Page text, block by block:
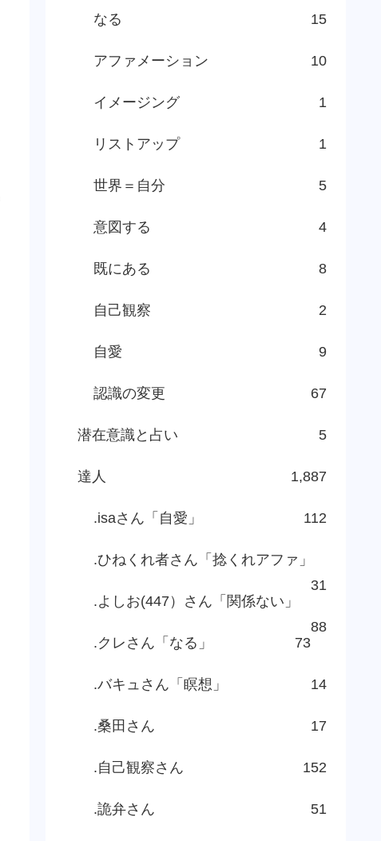
なる 15
アファメーション 10
イメージング 1
リストアップ 1
世界＝自分 5
意図する 4
既にある 8
自己観察 2
自愛 9
認識の変更 67
潜在意識と占い 5
達人 1,887
.isaさん「自愛」 112
.ひねくれ者さん「捻くれアファ」
31
.よしお(447）さん「関係ない」
88
.クレさん「なる」
73
.バキュさん「瞑想」 14
.桑田さん 17
.自己観察さん 152
.詭弁さん 51